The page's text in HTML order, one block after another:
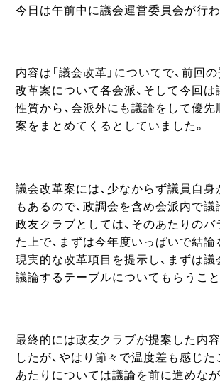
今日は午前中に議会運営委員会が行わ
内容は「議会改革」についてで、前回
改革案について各会派、そして今回は
性質から、会派外にも議論をして優
案をまとめてくるとしていました。
議会改革案には、少なからず議員自身
もあるので、政調会を含め会派内で議
政友クラブとしては、そのあたりのバ
た上で、まずは今年度いっぱいで結論
現実的な改革項目を提示し、まずは議
議論するテーブルについてもらうこと
最終的には政友クラブが提案した内
したが、やはり節々で温度差も感じた
あたりについては議論を前に進めな